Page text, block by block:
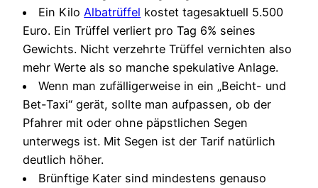
Ein Kilo Albatrüffel kostet tagesaktuell 5.500
Euro. Ein Trüffel verliert pro Tag 6% seines
Gewichts. Nicht verzehrte Trüffel vernichten also
mehr Werte als so manche spekulative Anlage.
Wenn man zufälligerweise in ein „Beicht- und
Bet-Taxi“ gerät, sollte man aufpassen, ob der
Pfahrer mit oder ohne päpstlichen Segen
unterwegs ist. Mit Segen ist der Tarif natürlich
deutlich höher.
Brünftige Kater sind mindestens genauso